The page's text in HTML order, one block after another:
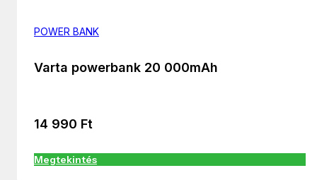
POWER BANK
Varta powerbank 20 000mAh
14 990 Ft
Megtekintés